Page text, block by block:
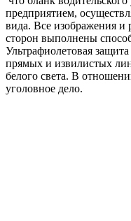
предприятием,
вида. Все изображения и
сторон выполнены
Ультрафиолетовая
прямых и извилистых
белого света. В
уголовное дело.